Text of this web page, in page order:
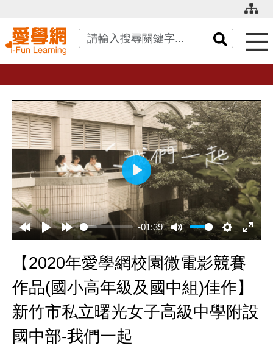
關鍵字搜尋
-01:39
播
放
【2020年愛學網校園微電影競賽
作品(國小高年級及國中組)佳作】
新竹市私立曙光女子高級中學附設
國中部-我們一起